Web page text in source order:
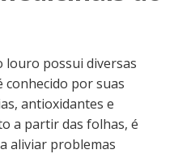
louro possui diversas
conhecido por suas
antioxidantes e
a partir das folhas, é
aliviar problemas